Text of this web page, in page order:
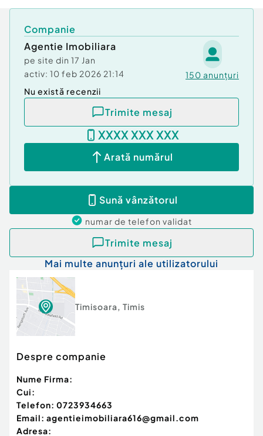
Companie
Agentie Imobiliara
pe site din 17 Jan
activ: 10 feb 2026 21:14 150 anunțuri
Nu există recenzii
Trimite mesaj
XXXX XXX XXX
Arată numărul
Sună vânzătorul
numar de telefon validat
Trimite mesaj
Mai multe anunțuri ale utilizatorului
Timisoara, Timis
Despre companie
Nume Firma:
Cui:
Telefon: 0723934663
Email: agentieimobiliara616@gmail.com
Adresa: